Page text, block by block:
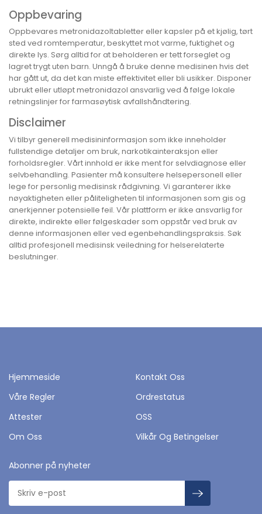
Oppbevaring
Oppbevares metronidazoltabletter eller kapsler på et kjølig, tørt
sted ved romtemperatur, beskyttet mot varme, fuktighet og
direkte lys. Sørg alltid for at beholderen er tett forseglet og
lagret trygt uten barn. Unngå å bruke denne medisinen hvis det
har gått ut, da det kan miste effektivitet eller bli usikker. Disponer
ubrukt eller utløpt metronidazol ansvarlig ved å følge lokale
retningslinjer for farmasøytisk avfallshåndtering.
Disclaimer
Vi tilbyr generell medisininformasjon som ikke inneholder
fullstendige detaljer om bruk, narkotikainteraksjon eller
forholdsregler. Vårt innhold er ikke ment for selvdiagnose eller
selvbehandling. Pasienter må konsultere helsepersonell eller
lege for personlig medisinsk rådgivning. Vi garanterer ikke
nøyaktigheten eller påliteligheten til informasjonen som gis og
anerkjenner potensielle feil. Vår plattform er ikke ansvarlig for
direkte, indirekte eller følgeskader som oppstår ved bruk av
denne informasjonen eller ved egenbehandlingspraksis. Søk
alltid profesjonell medisinsk veiledning for helserelaterte
beslutninger.
Hjemmeside
Kontakt Oss
Våre Regler
Ordrestatus
Attester
OSS
Om Oss
Vilkår Og Betingelser
Abonner på nyheter